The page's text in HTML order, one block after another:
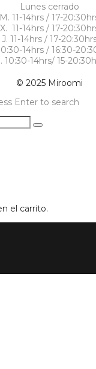
Lunes cerrado
M. 11-14hrs / 17-
X. 11-14hrs / 17-
J. 11-14hrs / 17-
14hrs / 16:30-
10:30-14hrs/ 15-
© 2025 Miroomi
Enter to search
el carrito.